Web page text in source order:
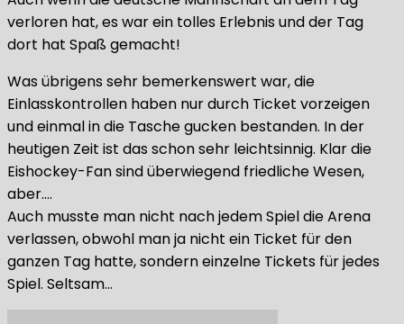
verloren hat, es war ein tolles Erlebnis und der Tag
dort hat Spaß gemacht!
Was übrigens sehr bemerkenswert war, die
Einlasskontrollen haben nur durch Ticket vorzeigen
und einmal in die Tasche gucken bestanden. In der
heutigen Zeit ist das schon sehr leichtsinnig. Klar die
Eishockey-Fan sind überwiegend friedliche Wesen,
aber….
Auch musste man nicht nach jedem Spiel die Arena
verlassen, obwohl man ja nicht ein Ticket für den
ganzen Tag hatte, sondern einzelne Tickets für jedes
Spiel. Seltsam…